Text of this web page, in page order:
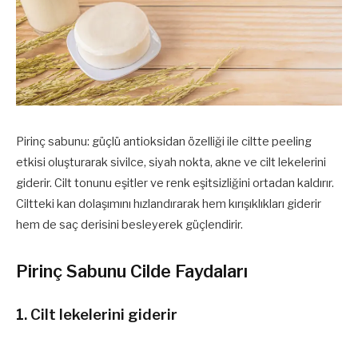
Pirinç sabunu: güçlü antioksidan özelliği ile ciltte peeling
etkisi oluşturarak sivilce, siyah nokta, akne ve cilt lekelerini
giderir. Cilt tonunu eşitler ve renk eşitsizliğini ortadan kaldırır.
Ciltteki kan dolaşımını hızlandırarak hem kırışıklıkları giderir
hem de saç derisini besleyerek güçlendirir.
Pirinç Sabunu Cilde Faydaları
1. Cilt lekelerini giderir